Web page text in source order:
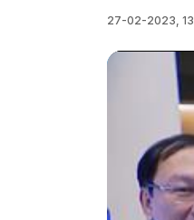
27-02-2023,